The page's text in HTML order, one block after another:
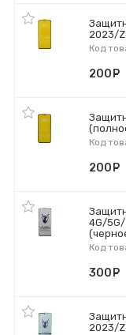
2023/
Код
200
Код
200
4G/
Код
300
2023/